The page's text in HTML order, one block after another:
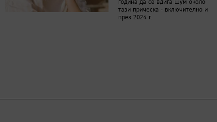
година да се вдига шум около
тази прическа - включително и
през 2024 г.